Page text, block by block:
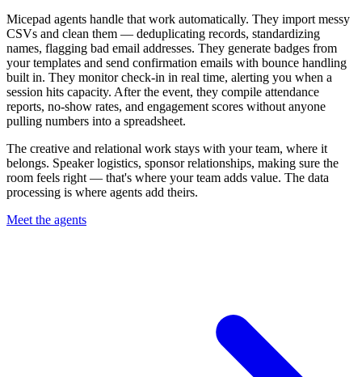
Micepad agents handle that work automatically. They import messy
CSVs and clean them — deduplicating records, standardizing
names, flagging bad email addresses. They generate badges from
your templates and send confirmation emails with bounce handling
built in. They monitor check-in in real time, alerting you when a
session hits capacity. After the event, they compile attendance
reports, no-show rates, and engagement scores without anyone
pulling numbers into a spreadsheet.
The creative and relational work stays with your team, where it
belongs. Speaker logistics, sponsor relationships, making sure the
room feels right — that's where your team adds value. The data
processing is where agents add theirs.
Meet the agents